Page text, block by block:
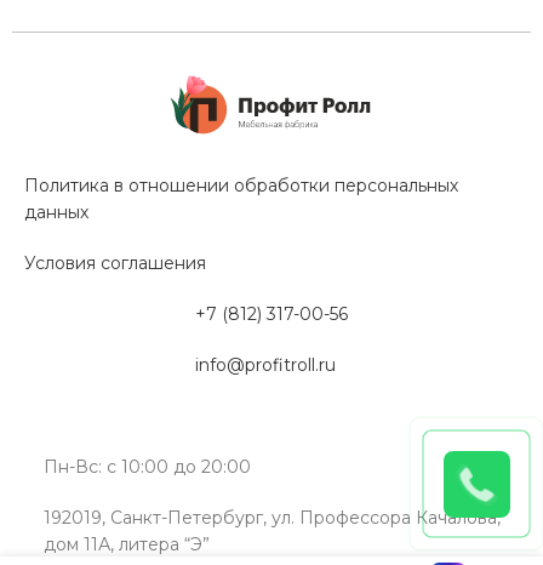
Политика в отношении обработки персональных
данных
Условия соглашения
+7 (812) 317-00-56
info@profitroll.ru
Пн-Вс: с 10:00 до 20:00
192019, Санкт-Петербург, ул. Профессора Качалова,
дом 11А, литера “Э”